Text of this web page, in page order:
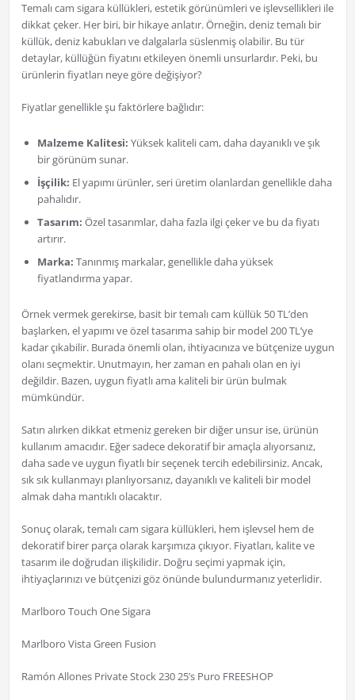
Temalı cam sigara küllükleri, estetik görünümleri ve işlevsellikleri ile
dikkat çeker. Her biri, bir hikaye anlatır. Örneğin, deniz temalı bir
küllük, deniz kabukları ve dalgalarla süslenmiş olabilir. Bu tür
detaylar, küllüğün fiyatını etkileyen önemli unsurlardır. Peki, bu
ürünlerin fiyatları neye göre değişiyor?
Fiyatlar genellikle şu faktörlere bağlıdır:
Malzeme Kalitesi: Yüksek kaliteli cam, daha dayanıklı ve şık
bir görünüm sunar.
İşçilik: El yapımı ürünler, seri üretim olanlardan genellikle daha
pahalıdır.
Tasarım: Özel tasarımlar, daha fazla ilgi çeker ve bu da fiyatı
artırır.
Marka: Tanınmış markalar, genellikle daha yüksek
fiyatlandırma yapar.
Örnek vermek gerekirse, basit bir temalı cam küllük 50 TL’den
başlarken, el yapımı ve özel tasarıma sahip bir model 200 TL’ye
kadar çıkabilir. Burada önemli olan, ihtiyacınıza ve bütçenize uygun
olanı seçmektir. Unutmayın, her zaman en pahalı olan en iyi
değildir. Bazen, uygun fiyatlı ama kaliteli bir ürün bulmak
mümkündür.
Satın alırken dikkat etmeniz gereken bir diğer unsur ise, ürünün
kullanım amacıdır. Eğer sadece dekoratif bir amaçla alıyorsanız,
daha sade ve uygun fiyatlı bir seçenek tercih edebilirsiniz. Ancak,
sık sık kullanmayı planlıyorsanız, dayanıklı ve kaliteli bir model
almak daha mantıklı olacaktır.
Sonuç olarak, temalı cam sigara küllükleri, hem işlevsel hem de
dekoratif birer parça olarak karşımıza çıkıyor. Fiyatları, kalite ve
tasarım ile doğrudan ilişkilidir. Doğru seçimi yapmak için,
ihtiyaçlarınızı ve bütçenizi göz önünde bulundurmanız yeterlidir.
Marlboro Touch One Sigara
Marlboro Vista Green Fusion
Ramón Allones Private Stock 230 25’s Puro FREESHOP